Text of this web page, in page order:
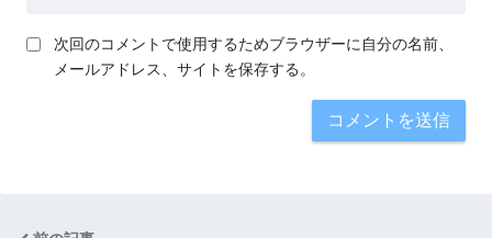
次回のコメントで使用するためブラウザーに自分の名前、
メールアドレス、サイトを保存する。